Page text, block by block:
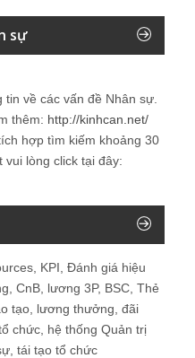
sự
tin về các vấn đề Nhân sự
thêm: http://kinhcan.net/
hợp tìm kiếm khoảng 30
vui lòng click tại đây:
KPI, Đánh giá hiệu
CnB, lương 3P, BSC, Thẻ
tạo, lương thưởng, đãi
chức, hệ thống Quản trị
tái tạo tổ chức